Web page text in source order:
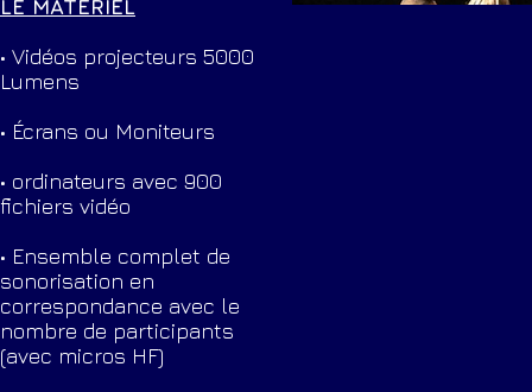
LE MATÉRIEL
• Vidéos projecteurs 5000
Lumens
• Écrans ou Moniteurs
• ordinateurs avec 900
fichiers vidéo
• Ensemble complet de
sonorisation en
correspondance avec le
nombre de participants
(avec micros HF)